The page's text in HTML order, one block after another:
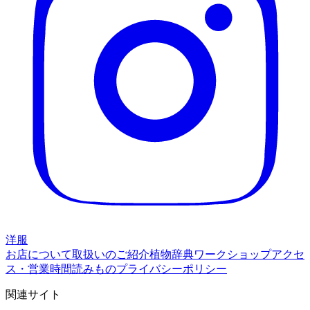
洋服
お店について取扱いのご紹介植物辞典ワークショップアクセ
ス・営業時間読みものプライバシーポリシー
関連サイト